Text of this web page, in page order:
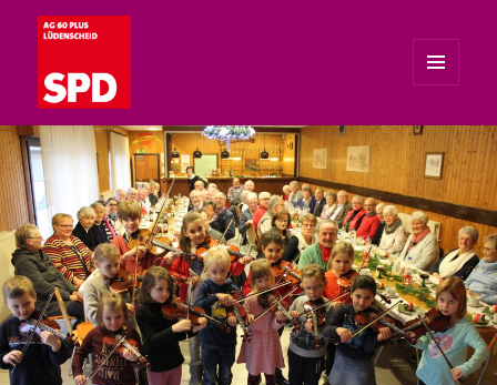
SPD AG 60plus Lüdenscheid
WIDGETS